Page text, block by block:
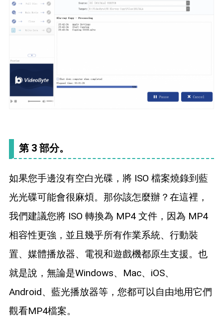
第 3 部分。
如果您手邊沒有空白光碟，將 ISO 檔案燒錄到藍
光光碟可能會很麻煩。那你該怎麼辦？在這裡，
我們建議您將 ISO 轉換為 MP4 文件，因為 MP4
相容性更強，並且幾乎所有作業系統、行動裝
置、媒體播放器、電視和遊戲機都原生支援。也
就是說，無論是Windows、Mac、iOS、
Android、藍光播放器等，您都可以自由地用它們
觀看MP4檔案。